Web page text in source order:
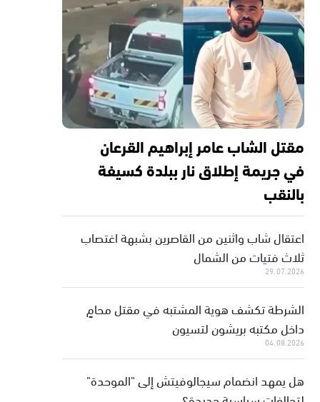
مقتل الشاب عامر إبراهيم القرعان
في جريمة إطلاق نار ببلدة كسيفة
بالنقب
اعتقال شاب واثنين من القاصرين بشبهة اغتصاب
ثلاث فتيات من الشمال
29.07.2026
الشرطة تكشف هوية المشتبه في مقتل محامٍ
داخل مكتبه بريشون لتسيون
04.08.2026
هل يمهد انضمام سيجالوفيتش إلى "الموحدة"